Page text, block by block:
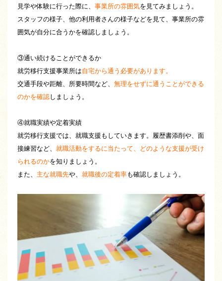
見学や体験に行った際に、 事業所の雰囲気を見てみましょう。
スタッフの様子、他の利用者さんの様子などを見て、事業所の雰
囲気が自分に合うかを確認しましょう。
③通い続けることができるか
就労移行支援事業所は自宅から通う必要があります。
交通手段や距離、所要時間など、 無理をせずに通うことができる
のかを確認しましょう。
④就職実績や定着実績
就労移行支援では、就職支援もしていきます。履歴書添削や、面
接練習など、 就職活動をするに当たって、どのような支援が受け
られるのかを知りましょう。
また、 主な就職先や、 就職後の定着率も確認しましょう。